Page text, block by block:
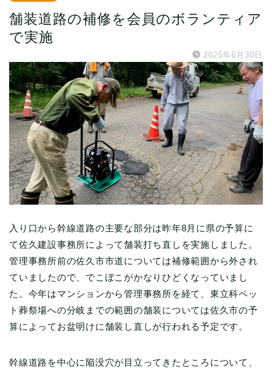
舗装道路の補修を会員のボランティア
で実施
2025年6月30日
入り口から幹線道路の主要な部分は昨年8月に県の予算に
て佐久建設事務所によって舗装打ち直しを実施しました。
管理事務所前の佐久市市道については補修範囲から外され
ていましたので、でこぼこがかなりひどくなっていまし
た。今年はマンションから管理事務所を経て、東立科ペッ
ト葬祭場への分岐までの範囲の舗装については佐久市の予
算によってお盆明けに舗装し直しが行われる予定です。
幹線道路を中心に陥没穴が目立ってきたところについて、